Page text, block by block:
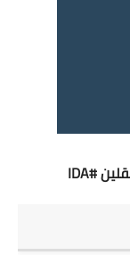
#IDA